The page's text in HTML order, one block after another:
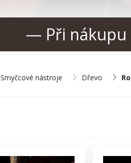
— Při nákupu
Smyčcové nástroje Dřevo